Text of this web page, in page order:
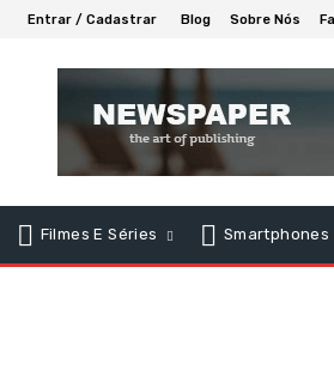
Entrar / Cadastrar Blog Sobre Nós
Filmes E Séries Smartphones